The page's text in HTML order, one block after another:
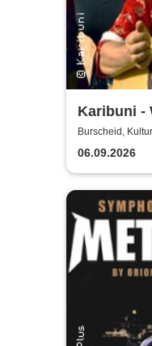
Karibuni -
Kinder
Burscheid,
06.09.2026